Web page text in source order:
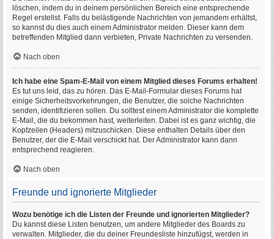
löschen, indem du in deinem persönlichen Bereich eine entsprechende
Regel erstellst. Falls du belästigende Nachrichten von jemandem erhältst,
so kannst du dies auch einem Administrator melden. Dieser kann dem
betreffenden Mitglied dann verbieten, Private Nachrichten zu versenden.
Nach oben
Ich habe eine Spam-E-Mail von einem Mitglied dieses Forums erhalten!
Es tut uns leid, das zu hören. Das E-Mail-Formular dieses Forums hat
einige Sicherheitsvorkehrungen, die Benutzer, die solche Nachrichten
senden, identifizieren sollen. Du solltest einem Administrator die komplette
E-Mail, die du bekommen hast, weiterleiten. Dabei ist es ganz wichtig, die
Kopfzeilen (Headers) mitzuschicken. Diese enthalten Details über den
Benutzer, der die E-Mail verschickt hat. Der Administrator kann dann
entsprechend reagieren.
Nach oben
Freunde und ignorierte Mitglieder
Wozu benötige ich die Listen der Freunde und ignorierten Mitglieder?
Du kannst diese Listen benutzen, um andere Mitglieder des Boards zu
verwalten. Mitglieder, die du deiner Freundesliste hinzufügst, werden in